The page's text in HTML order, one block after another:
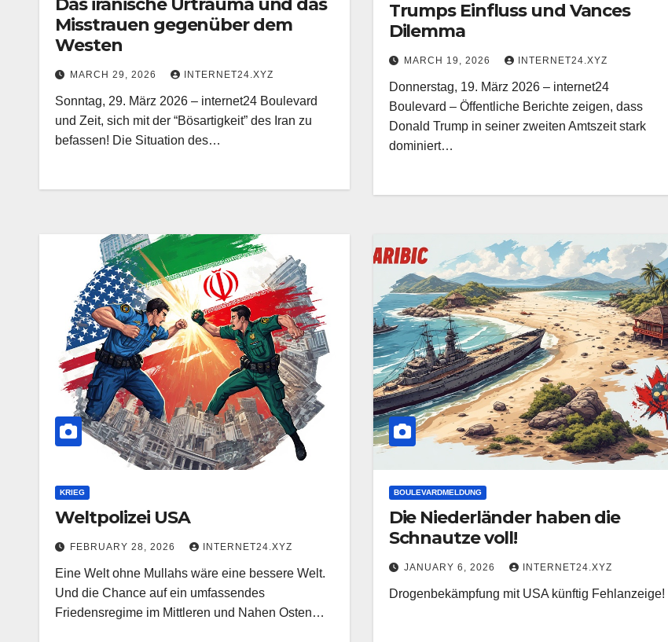
Das iranische Urtrauma und das
Misstrauen gegenüber dem
Westen
MARCH 29, 2026 INTERNET24.XYZ
Sonntag, 29. März 2026 – internet24 Boulevard
und Zeit, sich mit der “Bösartigkeit” des Iran zu
befassen! Die Situation des…
Trumps Einfluss und Vances
Dilemma
MARCH 19, 2026 INTERNET24.XYZ
Donnerstag, 19. März 2026 – internet24
Boulevard – Öffentliche Berichte zeigen, dass
Donald Trump in seiner zweiten Amtszeit stark
dominiert…
KRIEG
Weltpolizei USA
FEBRUARY 28, 2026 INTERNET24.XYZ
Eine Welt ohne Mullahs wäre eine bessere Welt.
Und die Chance auf ein umfassendes
Friedensregime im Mittleren und Nahen Osten…
BOULEVARDMELDUNG
Die Niederländer haben die
Schnautze voll!
JANUARY 6, 2026 INTERNET24.XYZ
Drogenbekämpfung mit USA künftig Fehlanzeige!